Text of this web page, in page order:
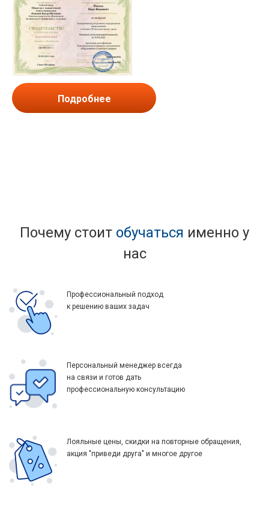
Подробнее
Почему стоит обучаться именно у
нас
Профессиональный подход
к решению ваших задач
Персональный менеджер всегда
на связи и готов дать
профессиональную консультацию
Лояльные цены, скидки на повторные обращения,
акция "приведи друга" и многое другое